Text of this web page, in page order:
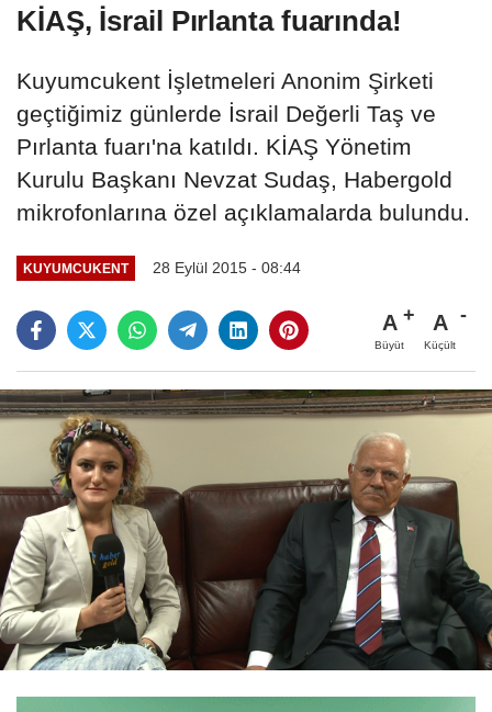
KİAŞ, İsrail Pırlanta fuarında!
Kuyumcukent İşletmeleri Anonim Şirketi
geçtiğimiz günlerde İsrail Değerli Taş ve
Pırlanta fuarı'na katıldı. KİAŞ Yönetim
Kurulu Başkanı Nevzat Sudaş, Habergold
mikrofonlarına özel açıklamalarda bulundu.
KUYUMCUKENT 28 Eylül 2015 - 08:44
A
Büyüt
A
Küçült